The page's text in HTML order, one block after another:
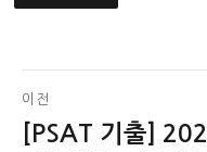
글
탐
이전
이[PSAT 기출]